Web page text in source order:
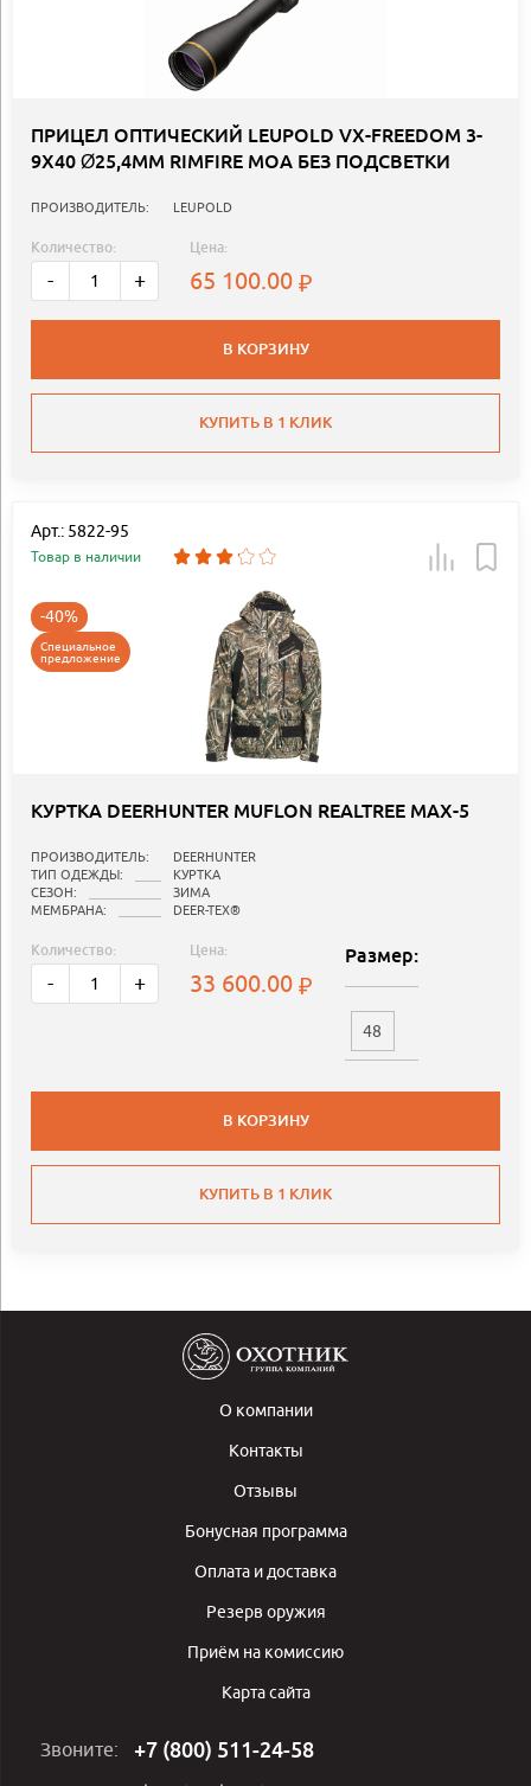
ПРИЦЕЛ ОПТИЧЕСКИЙ LEUPOLD VX-FREEDOM 3-
9X40 Ø25,4ММ RIMFIRE MOA БЕЗ ПОДСВЕТКИ
ПРОИЗВОДИТЕЛЬ: LEUPOLD
Количество:
- +
Цена:
65 100.00
В КОРЗИНУ
КУПИТЬ В 1 КЛИК
Арт.: 5822-95
Товар в наличии
-40%
Специальное
предложение
КУРТКА DEERHUNTER MUFLON REALTREE MAX-5
ПРОИЗВОДИТЕЛЬ:
DEERHUNTER
ТИП ОДЕЖДЫ:
КУРТКА
СЕЗОН:
ЗИМА
МЕМБРАНА:
DEER-TEX®
Количество:
- +
Цена:
33 600.00
Размер:
48
В КОРЗИНУ
КУПИТЬ В 1 КЛИК
О компании
Контакты
Отзывы
Бонусная программа
Оплата и доставка
Резерв оружия
Приём на комиссию
Карта сайта
Звоните: +7 (800) 511-24-58